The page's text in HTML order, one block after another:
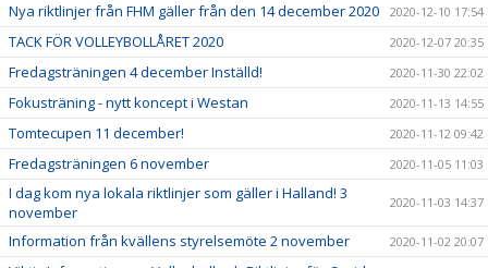
Nya riktlinjer från FHM gäller från den 14 december 2020 2020-12-10 17:54
TACK FÖR VOLLEYBOLLÅRET 2020 2020-12-07 20:35
Fredagsträningen 4 december Inställd! 2020-11-30 22:02
Fokusträning - nytt koncept i Westan 2020-11-13 14:55
Tomtecupen 11 december! 2020-11-12 09:42
Fredagsträningen 6 november 2020-11-05 11:03
I dag kom nya lokala riktlinjer som gäller i Halland! 3
november
2020-11-03 14:37
Information från kvällens styrelsemöte 2 november 2020-11-02 20:07